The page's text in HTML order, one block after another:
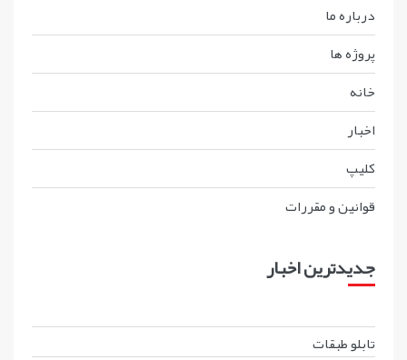
درباره ما
پروژه ها
خانه
اخبار
کليپ
قوانين و مقررات
جدیدترین اخبار
تابلو طبقات